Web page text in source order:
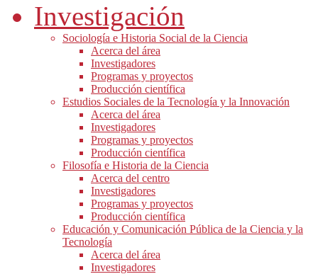
Investigación
Sociología e Historia Social de la Ciencia
Acerca del área
Investigadores
Programas y proyectos
Producción científica
Estudios Sociales de la Tecnología y la Innovación
Acerca del área
Investigadores
Programas y proyectos
Producción científica
Filosofía e Historia de la Ciencia
Acerca del centro
Investigadores
Programas y proyectos
Producción científica
Educación y Comunicación Pública de la Ciencia y la
Tecnología
Acerca del área
Investigadores